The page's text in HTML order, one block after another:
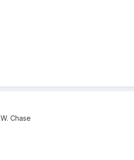
Chase